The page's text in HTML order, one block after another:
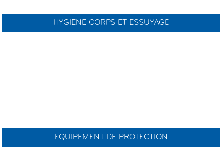
HYGIENE CORPS ET ESSUYAGE
EQUIPEMENT DE PROTECTION